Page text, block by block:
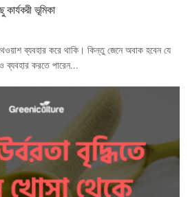
কার্যকরী ভূমিকা
ব্যবহার করে থাকি। কিন্তু জেনে অবাক হবেন যে
ব্যবহার করতে পারেন...